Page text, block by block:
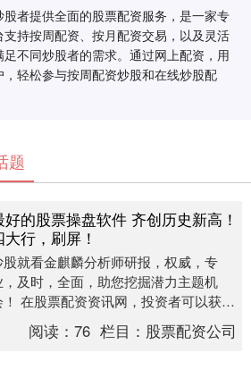
者提供全面的股票配资服务，是一家专
持按周配资、按月配资交易，以及灵活
不同炒股者的需求。通过网上配资，用
轻松参与按周配资炒股和在线炒股配
题
好的股票操盘软件 齐创历史新高！
大行，刷屏！
股就看金麒麟分析师研报，权威，专
，及时，全面，助您挖掘潜力主题机
！ 在股票配资资讯网，投资者可以获取
到各种行业的最新资讯，包括股票市场的
行情分析、公司财务....
阅读：76 栏目： 股票配资公司